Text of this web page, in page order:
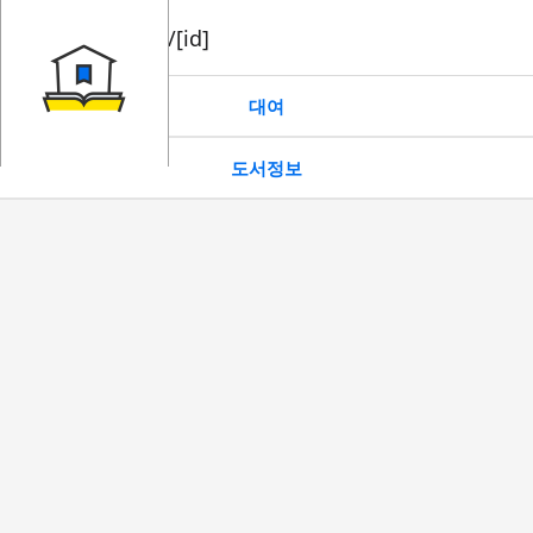
book/rent/[id]
대여
도서정보